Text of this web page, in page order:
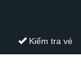
Kiểm tra vé